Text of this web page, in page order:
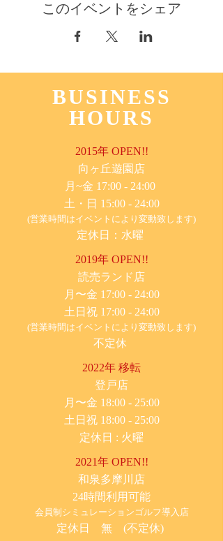
このイベントをシェア
BUSINESS
HOURS
2015年 OPEN!!
​向ヶ丘遊園店
月~金 17:00 - 24:00
土・日 15:00 - 24:00
(営業時間はイベントにより変動致します)
定休日：水曜
2019年 OPEN!!
​読売ランド店
月〜金 17:00 - 24:00
土日祝 17:00 - 24:00
(営業時間はイベントにより変動致します)
不定休
2022年 移転
​登戸店
月〜金 18:00 - 25:00
土日祝 18:00 - 25:00
​定休日 : 火曜
2021年 OPEN!!
​和泉多摩川店
24時間利用可能
​会員制シミュレーションゴルフ導入店
定休日 無 (不定休)